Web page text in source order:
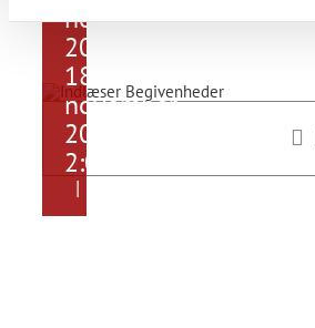
november,
2023 kl.
18:00
november,
2023 kl.
2:00
|